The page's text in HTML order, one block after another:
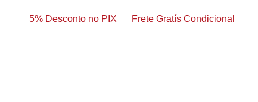
5% Desconto no PIX Frete Gratís Condicional